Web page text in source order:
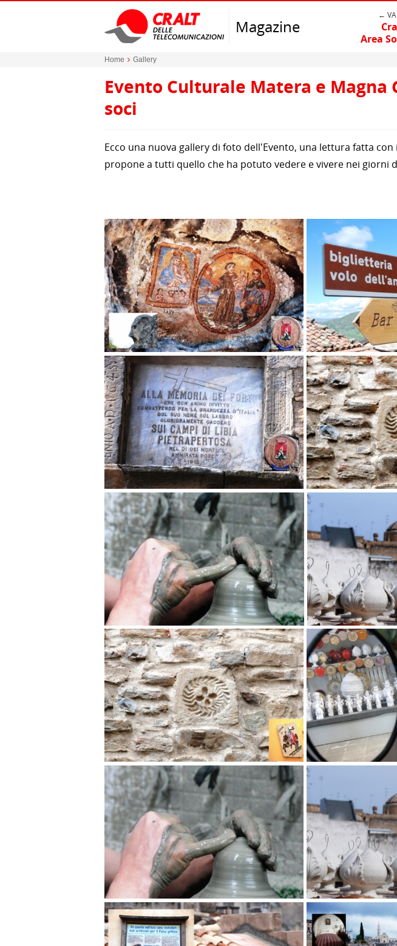
Magazine
←
Area
Home Gallery
Evento Culturale Matera e
soci
Ecco una nuova gallery di foto dell'Evento, una lettura fatta
propone a tutti quello che ha potuto vedere e vivere nei giorni